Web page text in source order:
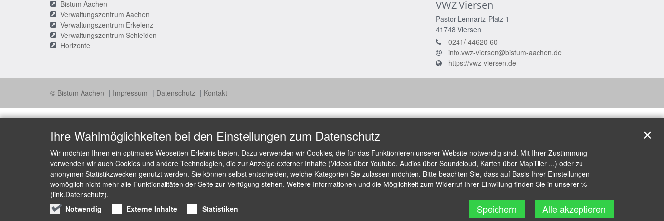
Bistum Aachen
Verwaltungszentrum Aachen
Verwaltungszentrum Erkelenz
Verwaltungszentrum Schleiden
Horizonte
VWZ Viersen
Pastor-Lennartz-Platz 1
41748 Viersen
0241/ 44620 60
info.vwz-viersen@bistum-aachen.de
https://vwz-viersen.de
© Bistum Aachen Impressum Datenschutz Kontakt
Ihre Wahlmöglichkeiten bei den Einstellungen zum Datenschutz
Wir möchten Ihnen ein optimales Webseiten-Erlebnis bieten. Dazu verwenden wir Cookies, die für das Funktionieren unserer Website notwendig sind. Mit Ihrer Zustimmung
verwenden wir auch Cookies und andere Technologien, die zur Anzeige externer Inhalte (Videos über Youtube, Audios über Soundcloud, Karten über MapTiler ...) oder zu
anonymen Statistikzwecken genutzt werden. Sie können selbst entscheiden, welche Kategorien Sie zulassen möchten. Bitte beachten Sie, dass auf Basis Ihrer Einstellungen
womöglich nicht mehr alle Funktionalitäten der Seite zur Verfügung stehen. Weitere Informationen und die Möglichkeit zum Widerruf Ihrer Einwillung finden Sie in unserer %
(link.Datenschutz).
Notwendig
Externe Inhalte Statistiken Speichern Alle akzeptieren
✕